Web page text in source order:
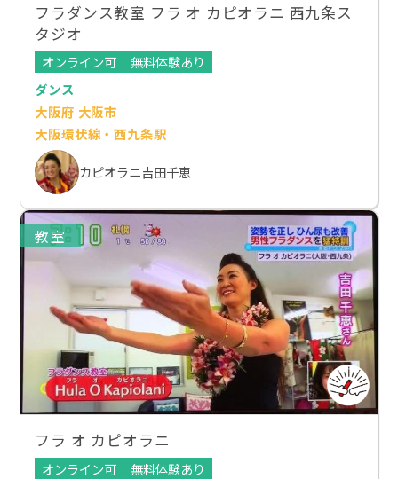
フラダンス教室 フラ オ カピオラニ 西九条ス
タジオ
オンライン可
無料体験あり
ダンス
大阪府 大阪市
大阪環状線・西九条駅
カピオラニ吉田千恵
教室
フラ オ カピオラニ
オンライン可
無料体験あり